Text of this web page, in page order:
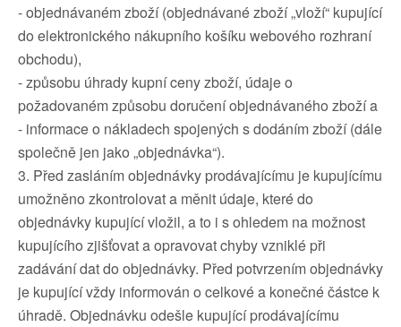
- objednávaném zboží (objednávané zboží „vloží“ kupující
do elektronického nákupního košíku webového rozhraní
obchodu),
- způsobu úhrady kupní ceny zboží, údaje o
požadovaném způsobu doručení objednávaného zboží a
- informace o nákladech spojených s dodáním zboží (dále
společně jen jako „objednávka“).
3. Před zasláním objednávky prodávajícímu je kupujícímu
umožněno zkontrolovat a měnit údaje, které do
objednávky kupující vložil, a to i s ohledem na možnost
kupujícího zjišťovat a opravovat chyby vzniklé při
zadávání dat do objednávky. Před potvrzením objednávky
je kupující vždy informován o celkové a konečné částce k
úhradě. Objednávku odešle kupující prodávajícímu